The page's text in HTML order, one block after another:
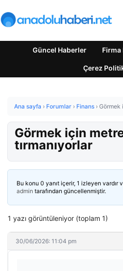
Güncel Haberler Firma
Çerez
Ana sayfa › Forumlar › Finans › Görmek
Görmek için
tırmanıyorlar
Bu konu 0 yanıt içerir, 1 izleyen vardır
admin tarafından güncellenmiştir.
1 yazı görüntüleniyor (toplam 1)
30/06/2026: 11:04 pm